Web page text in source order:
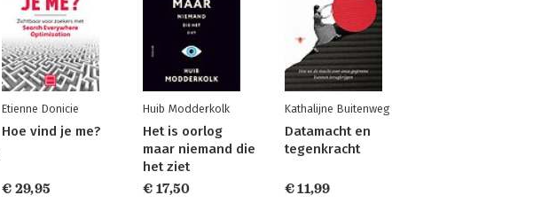
Etienne Donicie
Hoe vind je me?
€ 29,95
Huib Modderkolk
Het is oorlog
maar niemand die
het ziet
€ 17,50
Kathalijne Buitenweg
Datamacht en
tegenkracht
€ 11,99